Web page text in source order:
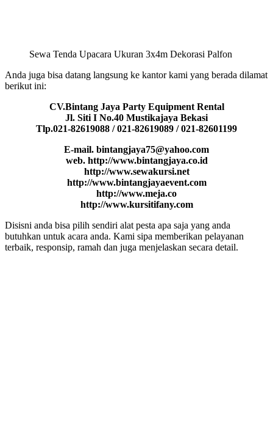
Sewa Tenda Upacara Ukuran 3x4m Dekorasi Palfon
Anda juga bisa datang langsung ke kantor kami yang berada dilamat
berikut ini:
CV.Bintang Jaya Party Equipment Rental
Jl. Siti I No.40 Mustikajaya Bekasi
Tlp.021-82619088 / 021-82619089 / 021-82601199
E-mail. bintangjaya75@yahoo.com
web. http://www.bintangjaya.co.id
http://www.sewakursi.net
http://www.bintangjayaevent.com
http://www.meja.co
http://www.kursitifany.com
Disisni anda bisa pilih sendiri alat pesta apa saja yang anda
butuhkan untuk acara anda. Kami sipa memberikan pelayanan
terbaik, responsip, ramah dan juga menjelaskan secara detail.